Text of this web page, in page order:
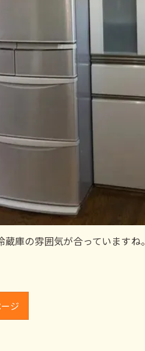
蔵庫の雰囲気が合っていますね。
ジ